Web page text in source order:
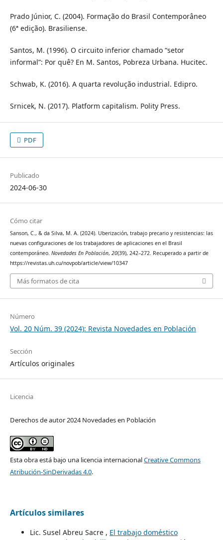
Prado Júnior, C. (2004). Formação do Brasil Contemporâneo
(6ª edição). Brasiliense.
Santos, M. (1996). O circuito inferior chamado “setor
informal”: Por quê? En M. Santos, Pobreza Urbana. Hucitec.
Schwab, K. (2016). A quarta revolução industrial. Edipro.
Srnicek, N. (2017). Platform capitalism. Polity Press.
PDF
Publicado
2024-06-30
Cómo citar
Sanson, C., & da Silva, M. A. (2024). Uberización, trabajo precario y resistencias: las
nuevas configuraciones de los trabajadores de aplicaciones en el Brasil
contemporáneo. Novedades En Población, 20(39), 242–272. Recuperado a partir de
https://revistas.uh.cu/novpob/article/view/10347
Más formatos de cita
Número
Vol. 20 Núm. 39 (2024): Revista Novedades en Población
Sección
Artículos originales
Licencia
Derechos de autor 2024 Novedades en Población
Esta obra está bajo una licencia internacionalCreative Commons
Atribución-SinDerivadas 4.0.
Artículos similares
Lic. Susel Abreu Sacre , El trabajo doméstico